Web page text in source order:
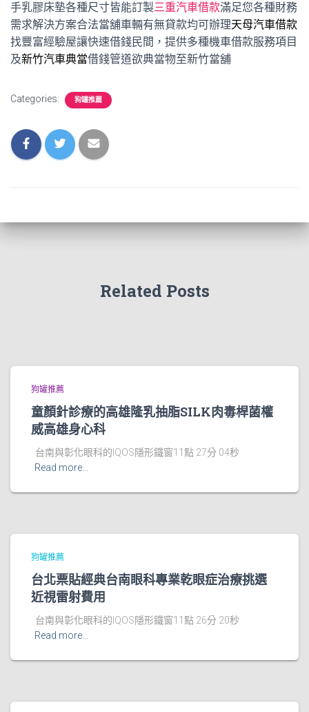
手乳膠床墊各種尺寸皆能訂製三重汽車借款滿足您各種財務
需求解決方案合法當舖車輛有無貸款均可辦理天母汽車借款
找豐富經驗屋讓快速借錢民間，提供多種機車借款服務項目
及新竹汽車典當借錢管道欲典當物至新竹當舖
Categories: 狗罐推薦
Related Posts
狗罐推薦
童顏針診療的高雄隆乳抽脂SILK肉毒桿菌權
威高雄身心科
台南與彰化眼科的IQOS隱形鐵窗11點 27分 04秒
Read more…
狗罐推薦
台北票貼經典台南眼科專業乾眼症治療挑選
近視雷射費用
台南與彰化眼科的IQOS隱形鐵窗11點 26分 20秒
Read more…